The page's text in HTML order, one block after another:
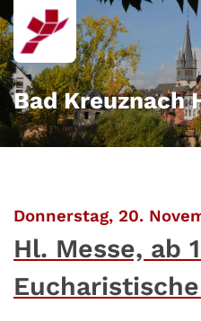
Zum Inhalt springen
Bad Kreuznach
Donnerstag, 20.
Hl. Messe, ab